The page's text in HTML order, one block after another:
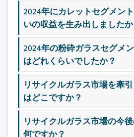
2024年にカレットセグメン
いの収益を生み出しましたか
2024年の粉砕ガラスセグメ
はどれくらいでしたか？
リサイクルガラス市場を牽
はどこですか？
リサイクルガラス市場の今
何ですか？